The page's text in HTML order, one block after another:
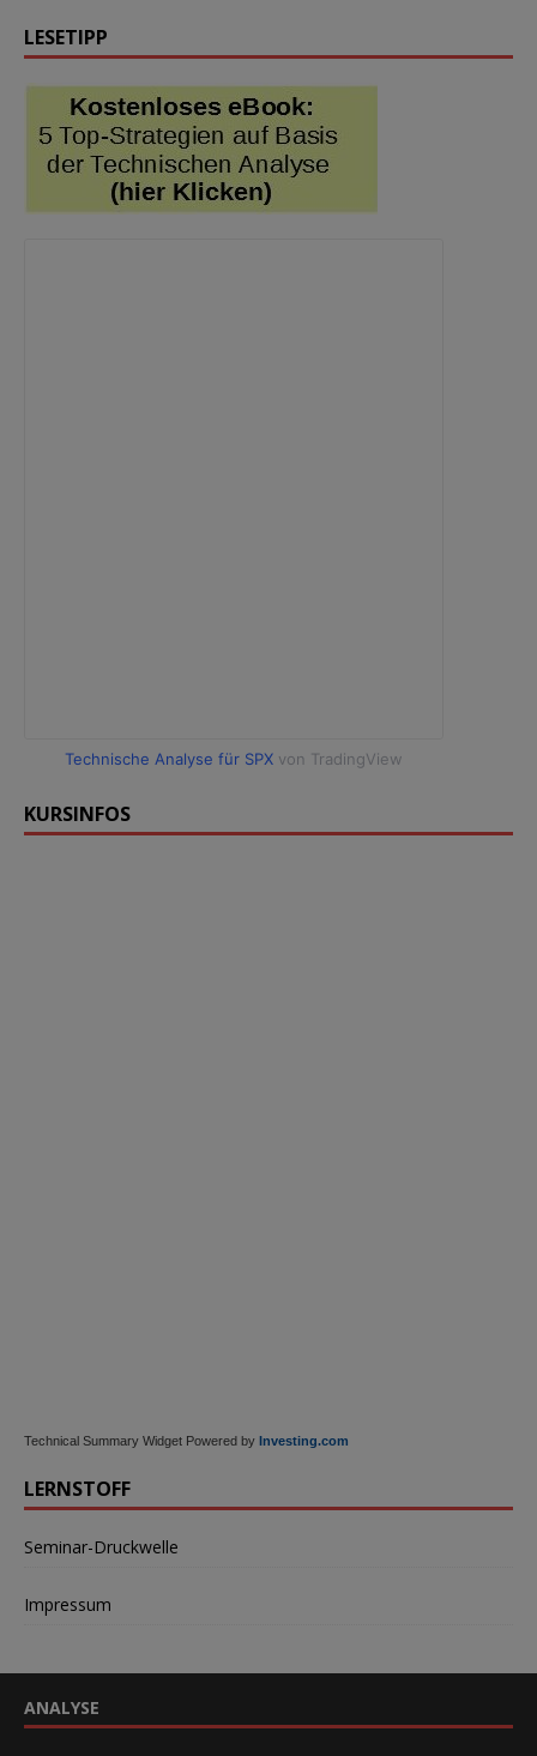
LESETIPP
Technische Analyse für SPX von TradingView
KURSINFOS
Technical Summary Widget Powered by Investing.com
LERNSTOFF
Seminar-Druckwelle
Impressum
ANALYSE